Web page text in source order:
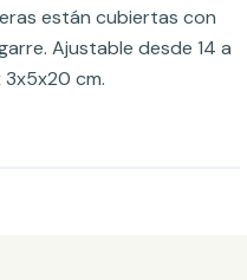
están cubiertas con
Ajustable desde 14 a
cm.